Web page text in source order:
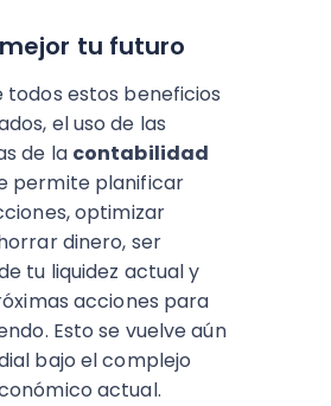
tu futuro
todos estos beneficios
el uso de las
de la contabilidad
permite planificar
optimizar
dinero, ser
tu liquidez actual y
acciones para
Esto se vuelve aún
bajo el complejo
actual.